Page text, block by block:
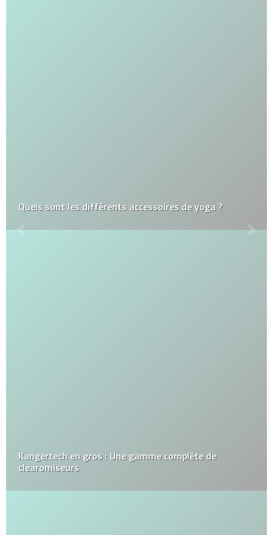
Quels sont les différents accessoires de yoga ?
Kangertech en gros : Une gamme complète de
clearomiseurs